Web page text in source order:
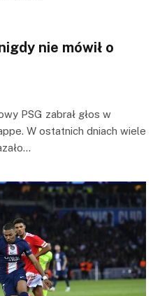
nie mówił o
PSG zabrał głos w
W ostatnich dniach wiele